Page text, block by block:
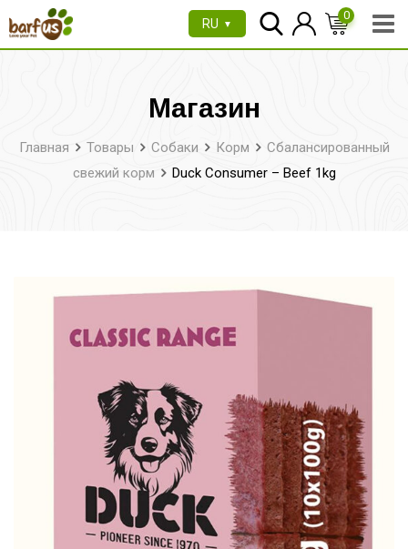
Перейти
RU ▼
0
Магазин
Главная Товары Собаки Корм
Сбалансированный
свежий корм
Duck Consumer – Beef 1kg